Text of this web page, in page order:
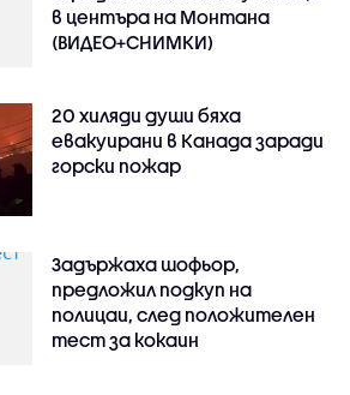
в центъра на Монтана
(ВИДЕО+СНИМКИ)
20 хиляди души бяха
евакуирани в Канада заради
горски пожар
Задържаха шофьор,
предложил подкуп на
полицаи, след положителен
тест за кокаин